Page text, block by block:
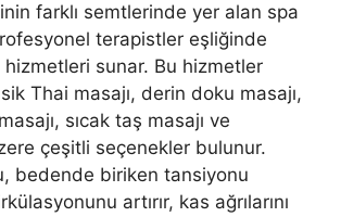
farklı semtlerinde yer alan spa
terapistler eşliğinde
sunar. Bu hizmetler
Thai masajı, derin doku masajı,
sıcak taş masajı ve
çeşitli seçenekler bulunur.
bedende biriken tansiyonu
artırır, kas ağrılarını